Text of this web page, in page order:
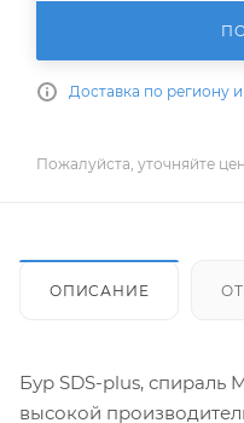
Доставка по региону
Пожалуйста, уточняйте
ОПИСАНИЕ
Бур SDS-plus, спираль
высокой